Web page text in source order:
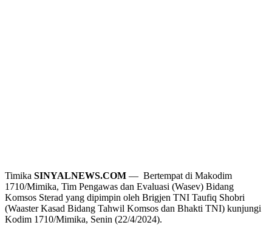
Timika SINYALNEWS.COM — Bertempat di Makodim
1710/Mimika, Tim Pengawas dan Evaluasi (Wasev) Bidang
Komsos Sterad yang dipimpin oleh Brigjen TNI Taufiq Shobri
(Waaster Kasad Bidang Tahwil Komsos dan Bhakti TNI) kunjungi
Kodim 1710/Mimika, Senin (22/4/2024).